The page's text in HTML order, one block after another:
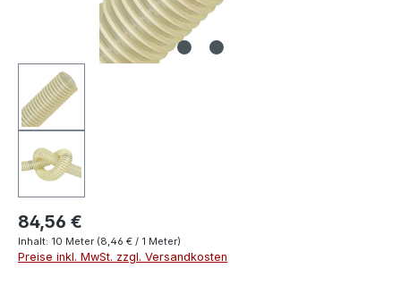
84,56 €
Inhalt: 10 Meter (8,46 € / 1 Meter)
Preise inkl. MwSt. zzgl. Versandkosten